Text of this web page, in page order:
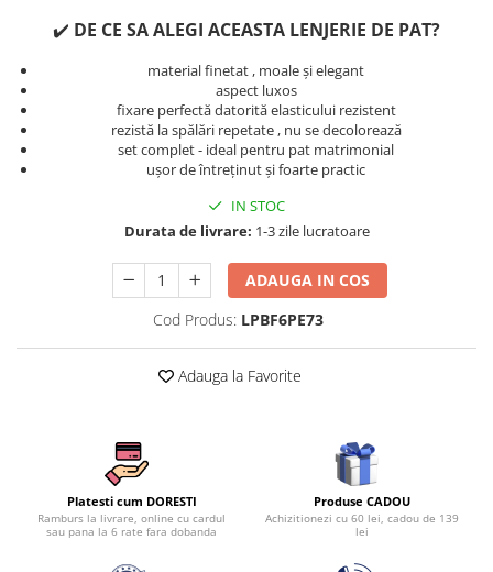
Lenjerii De Pat Damasc 1 Persoana
Lenjerii De Pat, Imprimeu 3D, 1
Persoana
✔️ DE CE SA ALEGI ACEASTA LENJERIE DE PAT?
material finetat , moale și elegant
aspect luxos
fixare perfectă datorită elasticului rezistent
rezistă la spălări repetate , nu se decolorează
set complet - ideal pentru pat matrimonial
ușor de întreținut și foarte practic
IN STOC
Durata de livrare: 1-3 zile lucratoare
ADAUGA IN COS
Cod Produs: LPBF6PE73
Adauga la Favorite
Platesti cum DORESTI
Ramburs la livrare, online cu cardul
sau pana la 6 rate fara dobanda
Produse CADOU
Achizitionezi cu 60 lei, cadou de 139
lei